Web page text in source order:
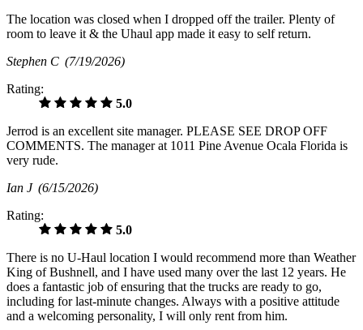
The location was closed when I dropped off the trailer. Plenty of
room to leave it & the Uhaul app made it easy to self return.
Stephen C (7/19/2026)
Rating:
5.0
Jerrod is an excellent site manager. PLEASE SEE DROP OFF
COMMENTS. The manager at 1011 Pine Avenue Ocala Florida is
very rude.
Ian J (6/15/2026)
Rating:
5.0
There is no U-Haul location I would recommend more than Weather
King of Bushnell, and I have used many over the last 12 years. He
does a fantastic job of ensuring that the trucks are ready to go,
including for last-minute changes. Always with a positive attitude
and a welcoming personality, I will only rent from him.